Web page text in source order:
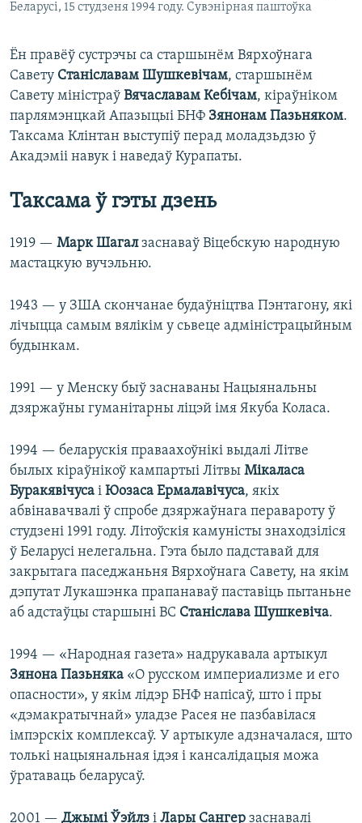
Беларусі, 15 студзеня 1994 году. Сувэнірная паштоўка
Ён правёў сустрэчы са старшынём Вярхоўнага
Савету Станіславам Шушкевічам, старшынём
Савету міністраў Вячаславам Кебічам, кіраўніком
парлямэнцкай Апазыцыі БНФ Зянонам Пазьняком.
Таксама Клінтан выступіў перад моладзьдзю ў
Акадэміі навук і наведаў Курапаты.
Таксама ў гэты дзень
1919 — Марк Шагалзаснаваў Віцебскую народную
мастацкую вучэльню.
1943 — у ЗША скончанае будаўніцтва Пэнтагону, які
лічыцца самым вялікім у сьвеце адміністрацыйным
будынкам.
1991 — у Менску быў заснаваны Нацыянальны
дзяржаўны гуманітарны ліцэй імя Якуба Коласа.
1994 — беларускія праваахоўнікі выдалі Літве
былых кіраўнікоў кампартыі Літвы Мікаласа
Буракявічуса і Юозаса Ермалавічуса, якіх
абвінавачвалі ў спробе дзяржаўнага перавароту ў
студзені 1991 году. Літоўскія камуністы знаходзіліся
ў Беларусі нелегальна. Гэта было падставай для
закрытага паседжаньня Вярхоўнага Савету, на якім
дэпутат Лукашэнка прапанаваў паставіць пытаньне
аб адстаўцы старшыні ВС Станіслава Шушкевіча.
1994 — «Народная газета» надрукавала артыкул
Зянона Пазьняка «О русском империализме и его
опасности», у якім лідэр БНФ напісаў, што і пры
«дэмакратычнай» уладзе Расея не пазбавілася
імпэрскіх комплексаў. У артыкуле адзначалася, што
толькі нацыянальная ідэя і кансалідацыя можа
ўратаваць беларусаў.
2001 — Джымі Ўэйлз і Лары Сангер заснавалі